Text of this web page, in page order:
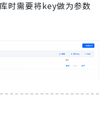
时需要将key做为参数